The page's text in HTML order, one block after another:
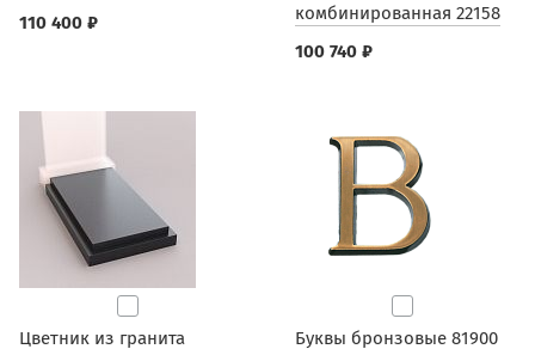
110 400 ₽
комбинированная 22158
100 740 ₽
Цветник из гранита
Буквы бронзовые 81900